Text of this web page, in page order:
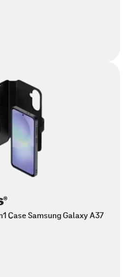
Case Samsung Galaxy A37